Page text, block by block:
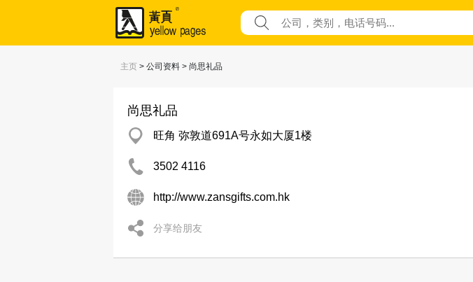
主页 > 公司资料 > 尚思礼品
尚思礼品
旺角 弥敦道691A号永如大厦1楼
3502 4116
http://www.zansgifts.com.hk
分享给朋友